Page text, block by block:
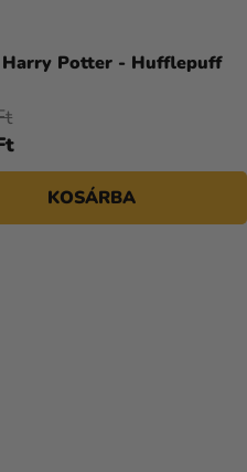
Harry Potter - Hufflepuff
KOSÁRBA